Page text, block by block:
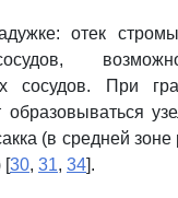
отек
сосудов. При
образовываться
(в средней зоне
[30, 31, 34].